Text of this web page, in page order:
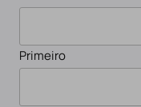
Primeiro